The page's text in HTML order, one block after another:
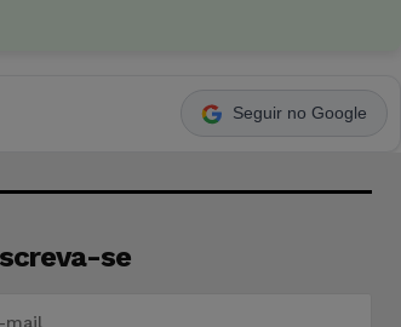
Seguir no Google
se